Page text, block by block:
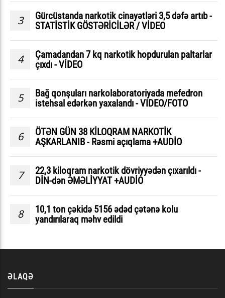
3
Gürcüstanda narkotik cinayətləri 3,5 dəfə artıb -
STATİSTİK GÖSTƏRİCİLƏR / VİDEO
4
Çamadandan 7 kq narkotik hopdurulan paltarlar
çıxdı - VİDEO
5
Bağ qonşuları narkolaboratoriyada mefedron
istehsal edərkən yaxalandı - VIDEO/FOTO
6
ÖTƏN GÜN 38 KİLOQRAM NARKOTİK
AŞKARLANIB - Rəsmi açıqlama +AUDİO
7
22,3 kiloqram narkotik dövriyyədən çıxarıldı -
DİN-dən ƏMƏLİYYAT +AUDİO
8
10,1 ton çəkidə 5156 ədəd çətənə kolu
yandırılaraq məhv edildi
ƏLAQƏ